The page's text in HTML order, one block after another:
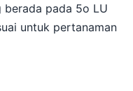
berada pada 5o LU
untuk pertanaman